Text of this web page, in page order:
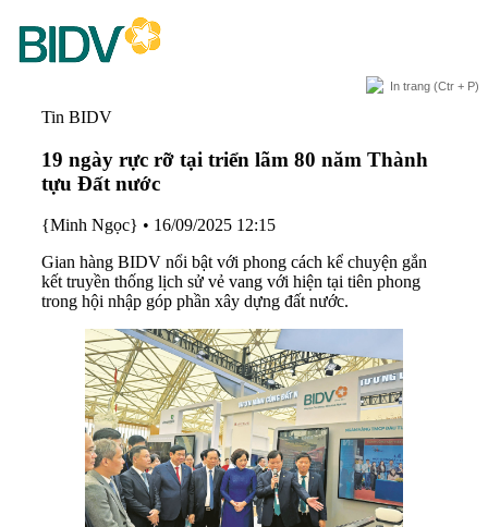
In trang (Ctr + P)
Tin BIDV
19 ngày rực rỡ tại triển lãm 80 năm Thành
tựu Đất nước
{Minh Ngọc} • 16/09/2025 12:15
Gian hàng BIDV nổi bật với phong cách kể chuyện gắn
kết truyền thống lịch sử vẻ vang với hiện tại tiên phong
trong hội nhập góp phần xây dựng đất nước.